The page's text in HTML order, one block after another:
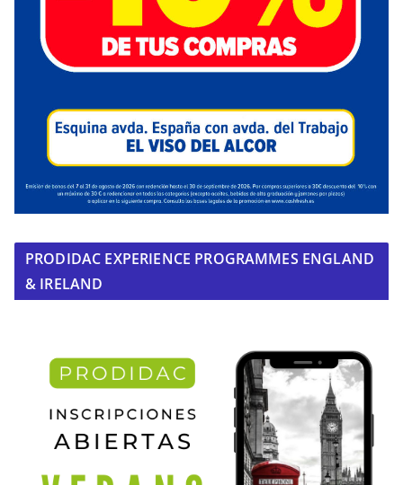
PRODIDAC EXPERIENCE PROGRAMMES ENGLAND
& IRELAND